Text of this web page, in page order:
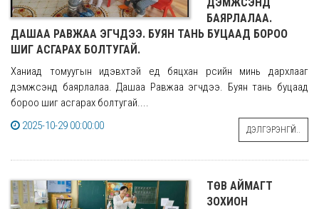
БАЯРЛАЛАА.
ДАШАА РАВЖАА ЭГЧДЭЭ. БУЯН ТАНЬ БУЦААД БОРОО
ШИГ АСГАРАХ БОЛТУГАЙ.
Ханиад томуугын идэвхтэй үед бяцхан үрсийн минь дархлааг
дэмжсэнд баярлалаа. Дашаа Равжаа эгчдээ. Буян тань буцаад
бороо шиг асгарах болтугай....
2025-10-29 00:00:00
ДЭЛГЭРЭНГҮЙ..
ТӨВ АЙМАГТ
ЗОХИОН